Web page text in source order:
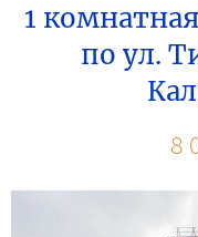
1
по ул.
8